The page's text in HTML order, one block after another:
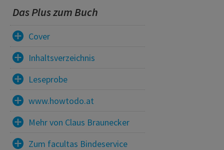
Das Plus zum Buch
Cover
Inhaltsverzeichnis
Leseprobe
www.howtodo.at
Mehr von Claus Braunecker
Zum facultas Bindeservice